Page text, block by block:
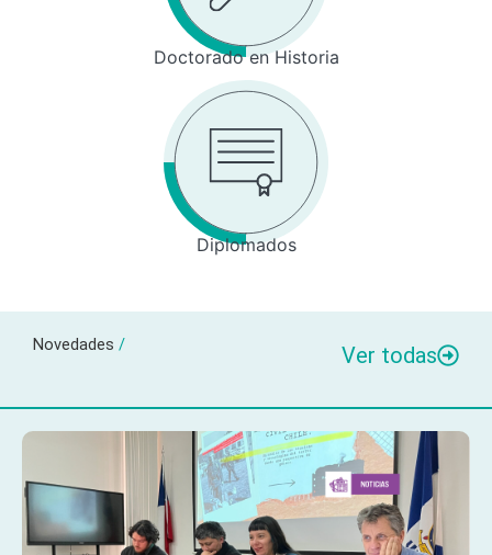
Doctorado en Historia
Diplomados
Novedades / Ver todas